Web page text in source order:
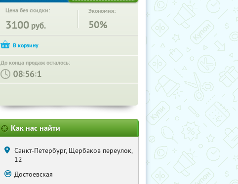
Цена без скидки:
3100 руб.
Экономия:
50%
До конца продаж осталось:
: :
Как нас найти
Санкт-Петербург, Щербаков переулок,
12
Достоевская